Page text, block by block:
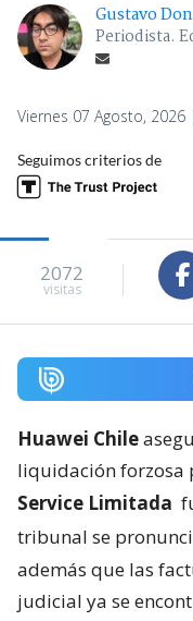
Gustavo
Periodista.
Viernes 07 Agosto, 2026
Seguimos criterios de
2072
visitas
Huawei Chile
liquidación forzosa
Service Limitada
tribunal se
además que las
judicial ya se